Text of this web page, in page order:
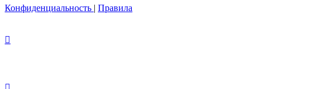
Конфиденциальность | Правила